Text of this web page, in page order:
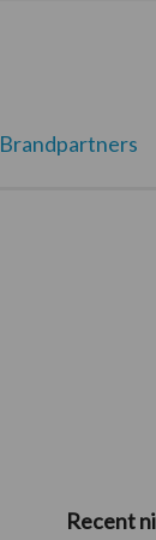
Brandpartners
Primaire
Recent